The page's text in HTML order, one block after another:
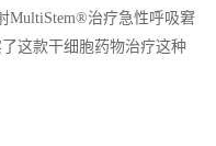
MultiStem®治疗急性呼吸窘
这款干细胞药物治疗这种